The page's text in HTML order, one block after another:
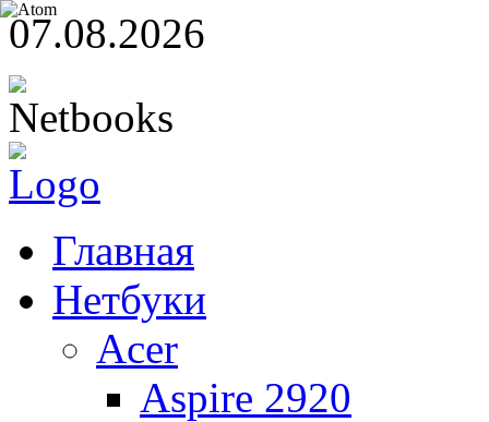
07.08.2026
Главная
Нетбуки
Acer
Aspire 2920